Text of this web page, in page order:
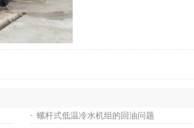
螺杆式低温冷水机组的回油问题